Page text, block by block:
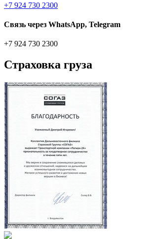
+7 924 730 2300
Связь через WhatsApp, Telegram
+7 924 730 2300
Страховка груза